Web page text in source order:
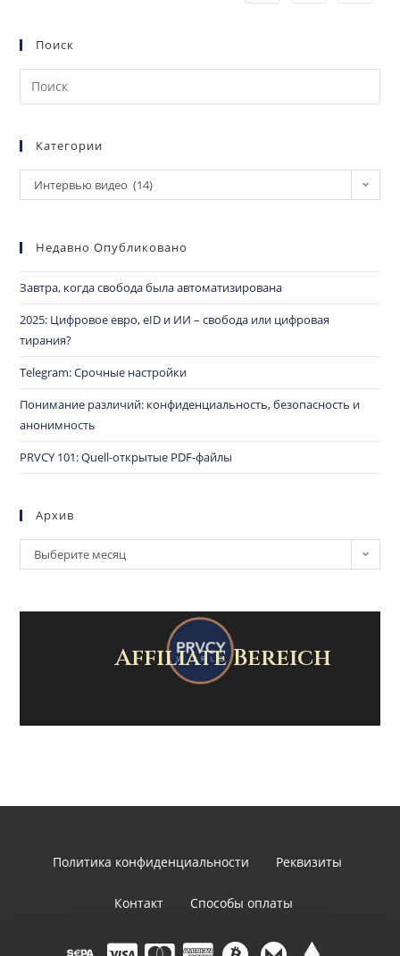
Поиск
Категории
Интервью видео (14)
Недавно Опубликовано
Завтра, когда свобода была автоматизирована
2025: Цифровое евро, eID и ИИ – свобода или цифровая
тирания?
Telegram: Срочные настройки
Понимание различий: конфиденциальность, безопасность и
анонимность
PRVCY 101: Quell-открытые PDF-файлы
Архив
Выберите месяц
Affiliate Bereich
Политика конфиденциальности Реквизиты
Контакт Способы оплаты